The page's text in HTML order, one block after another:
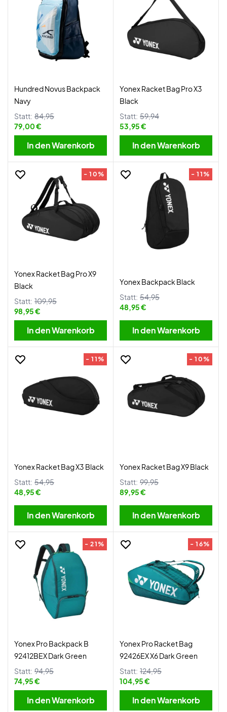
Hundred Novus Backpack
Navy
Statt: 84,95
79,00 €
In den Warenkorb
Yonex Racket Bag Pro X3
Black
Statt: 59,94
53,95 €
In den Warenkorb
- 10%
Yonex Racket Bag Pro X9
Black
Statt: 109,95
98,95 €
In den Warenkorb
- 11%
Yonex Backpack Black
Statt: 54,95
48,95 €
In den Warenkorb
- 11%
Yonex Racket Bag X3 Black
Statt: 54,95
48,95 €
In den Warenkorb
- 10%
Yonex Racket Bag X9 Black
Statt: 99,95
89,95 €
In den Warenkorb
- 21%
Yonex Pro Backpack B
92412BEX Dark Green
Statt: 94,95
74,95 €
In den Warenkorb
- 16%
Yonex Pro Racket Bag
92426EX X6 Dark Green
Statt: 124,95
104,95 €
In den Warenkorb